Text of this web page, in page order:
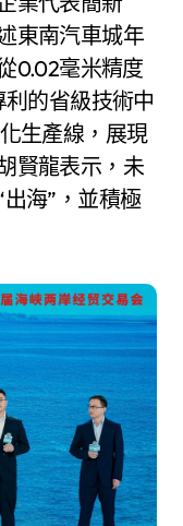
東南汽車城年
0.02毫米精度
的省級技術中
生產線，展現
賢龍表示，未
海”，並積極